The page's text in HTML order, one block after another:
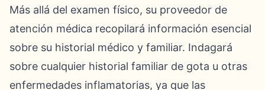
Más allá del examen físico, su proveedor de
atención médica recopilará información esencial
sobre su historial médico y familiar. Indagará
sobre cualquier historial familiar de gota u otras
enfermedades inflamatorias, ya que las